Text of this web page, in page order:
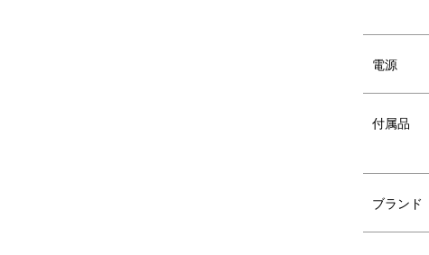
つくる人も食べる人も、みんなが“おいしい”ホ
さらに、ホットプレートの上に乗せて鍋料理
電源
付属品
ブランド